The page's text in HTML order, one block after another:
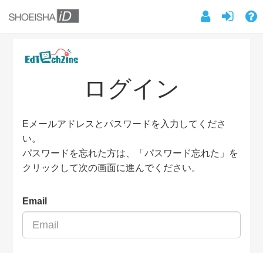
ログイン
Eメールアドレスとパスワードを入力してくださ
い。
パスワードを忘れた方は、「パスワード忘れた」を
クリックして次の画面に進んでください。
Email